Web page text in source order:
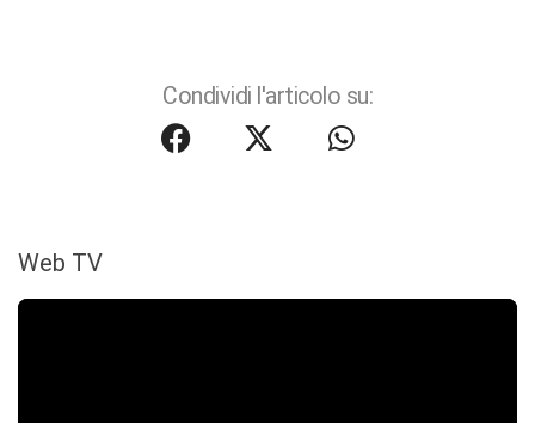
Condividi l'articolo su:
Web TV